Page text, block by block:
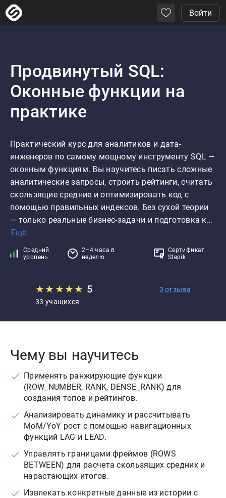
Войти
Продвинутый SQL:
Оконные функции на
практике
Практический курс для аналитиков и дата-
инженеров по самому мощному инструменту SQL —
оконным функциям. Вы научитесь писать сложные
аналитические запросы, строить рейтинги, считать
скользящие средние и оптимизировать код с
помощью правильных индексов. Без сухой теории
— только реальные бизнес-задачи и подготовка к…
Ещё
Средний
уровень
2–4 часа в
неделю
Сертификат
Stepik
★★★★★ 5
3 отзыва
33 учащихся
Чему вы научитесь
Применять ранжирующие функции
(ROW_NUMBER, RANK, DENSE_RANK) для
создания топов и рейтингов.
Анализировать динамику и рассчитывать
MoM/YoY рост с помощью навигационных
функций LAG и LEAD.
Управлять границами фреймов (ROWS
BETWEEN) для расчета скользящих средних и
нарастающих итогов.
Извлекать конкретные данные из истории с